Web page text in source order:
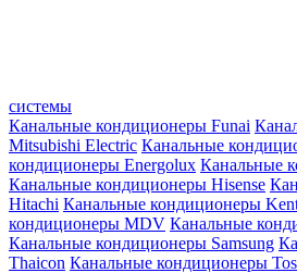
системы
Канальные кондиционеры Funai
Mitsubishi Electric Канальные
кондиционеры Energolux Канальные
Канальные кондиционеры Hisense
Hitachi Канальные кондиционеры
кондиционеры MDV Канальные
Канальные кондиционеры Samsung
Thaicon Канальные кондиционеры